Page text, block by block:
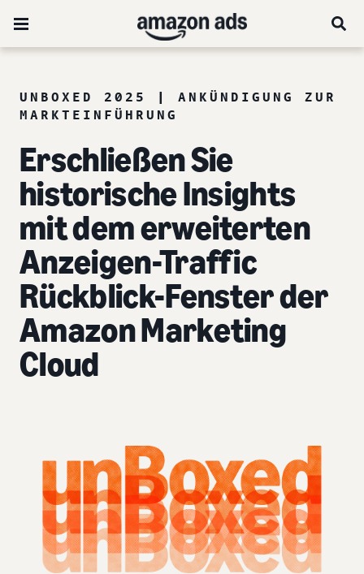
UNBOXED 2025 | ANKÜNDIGUNG ZUR
MARKTEINFÜHRUNG
Erschließen Sie
historische Insights
mit dem erweiterten
Anzeigen-Traffic
Rückblick-Fenster der
Amazon Marketing
Cloud